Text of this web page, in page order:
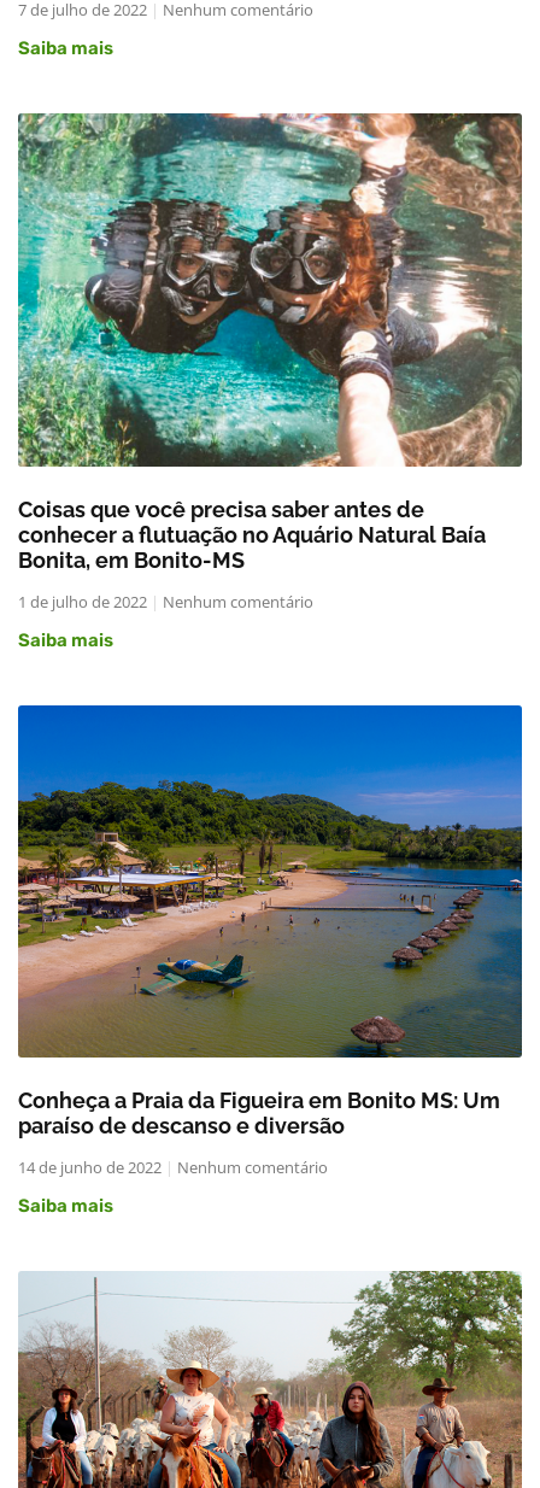
7 de julho de 2022
Nenhum comentário
Saiba mais
Coisas que você precisa saber antes de
conhecer a flutuação no Aquário Natural Baía
Bonita, em Bonito-MS
1 de julho de 2022
Nenhum comentário
Saiba mais
Conheça a Praia da Figueira em Bonito MS: Um
paraíso de descanso e diversão
14 de junho de 2022
Nenhum comentário
Saiba mais